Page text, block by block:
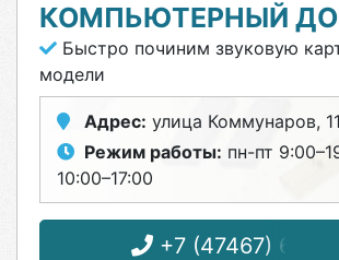
КОМПЬЮТЕРНЫЙ
Быстро починим звуковую
модели
Адрес: улица Коммунаров,
Режим работы: пн-пт
10:00–17:00
+7 (47467) 6-11-